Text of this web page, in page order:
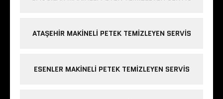
ATAŞEHIR MAKINELI PETEK TEMIZLEYEN SERVIS
ESENLER MAKINELI PETEK TEMIZLEYEN SERVIS